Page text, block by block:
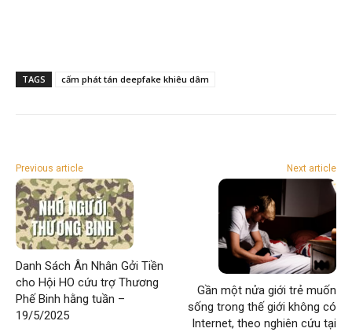
TAGS cấm phát tán deepfake khiêu dâm
Previous article
Danh Sách Ân Nhân Gởi Tiền
cho Hội HO cứu trợ Thương
Phế Binh hằng tuần –
19/5/2025
Next article
Gần một nửa giới trẻ muốn
sống trong thế giới không có
Internet, theo nghiên cứu tại